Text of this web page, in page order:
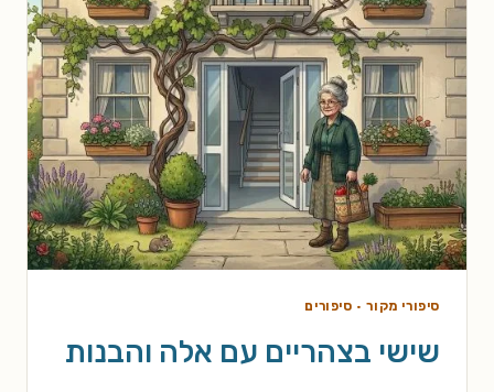
סיפורי מקור· סיפורים
שישי בצהריים עם אלה והבנות